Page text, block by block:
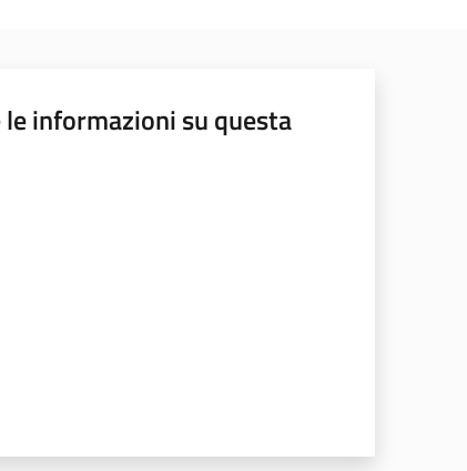
informazioni su questa